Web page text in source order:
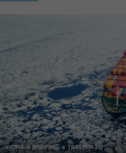
CINA SHIPPING TRASPORTO